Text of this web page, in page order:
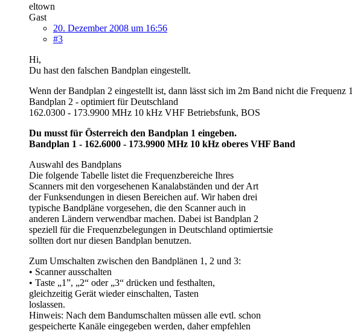
eltown
Gast
20. Dezember 2008 um 16:56
#3
Hi,
Du hast den falschen Bandplan eingestellt.
Wenn der Bandplan 2 eingestellt ist, dann lässt sich im 2m Band nicht die Frequenz
Bandplan 2 - optimiert für Deutschland
162.0300 - 173.9900 MHz 10 kHz VHF Betriebsfunk, BOS
Du musst für Österreich den Bandplan 1 eingeben.
Bandplan 1 - 162.6000 - 173.9900 MHz 10 kHz oberes VHF Band
Auswahl des Bandplans
Die folgende Tabelle listet die Frequenzbereiche Ihres
Scanners mit den vorgesehenen Kanalabständen und der Art
der Funksendungen in diesen Bereichen auf. Wir haben drei
typische Bandpläne vorgesehen, die den Scanner auch in
anderen Ländern verwendbar machen. Dabei ist Bandplan 2
speziell für die Frequenzbelegungen in Deutschland optimiertsie
sollten dort nur diesen Bandplan benutzen.
Zum Umschalten zwischen den Bandplänen 1, 2 und 3:
• Scanner ausschalten
• Taste „1”, „2“ oder „3“ drücken und festhalten,
gleichzeitig Gerät wieder einschalten, Tasten
loslassen.
Hinweis: Nach dem Bandumschalten müssen alle evtl. schon
gespeicherte Kanäle eingegeben werden, daher empfehlen